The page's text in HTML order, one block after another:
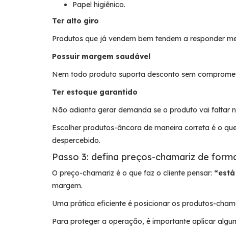
Papel higiênico.
Ter alto giro
Produtos que já vendem bem tendem a responder
Possuir margem saudável
Nem todo produto suporta desconto sem
Ter estoque garantido
Não adianta gerar demanda se o produto vai faltar
Escolher produtos-âncora de maneira correta é o
despercebido.
Passo 3: defina preços-chamariz de
O preço-chamariz é o que faz o cliente pensar:
margem.
Uma prática eficiente é posicionar os produtos-
Para proteger a operação, é importante aplicar